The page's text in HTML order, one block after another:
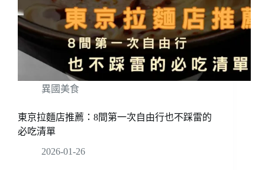
異國美食
東京拉麵店推薦：8間第一次自由行也不踩雷的
必吃清單
2026-01-26